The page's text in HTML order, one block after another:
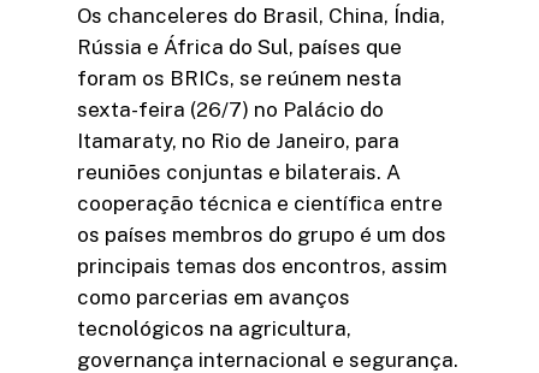
Os chanceleres do Brasil, China, Índia,
Rússia e África do Sul, países que
foram os BRICs, se reúnem nesta
sexta-feira (26/7) no Palácio do
Itamaraty, no Rio de Janeiro, para
reuniões conjuntas e bilaterais. A
cooperação técnica e científica entre
os países membros do grupo é um dos
principais temas dos encontros, assim
como parcerias em avanços
tecnológicos na agricultura,
governança internacional e segurança.